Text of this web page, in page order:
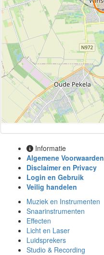
Informatie
Algemene Voorwaarden
Disclaimer en Privacy
Login en Gebruik
Veilig handelen
Muziek en Instrumenten
Snaarinstrumenten
Effecten
Licht en Laser
Luidsprekers
Studio & Recording